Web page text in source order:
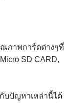
ภาพการ์ดต่างๆที่
SD CARD,
บปัญหาเหล่านี้ได้